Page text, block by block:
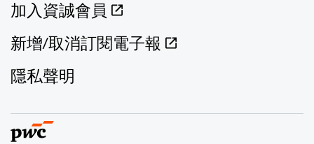
加入資誠會員
新增/取消訂閱電子報
隱私聲明